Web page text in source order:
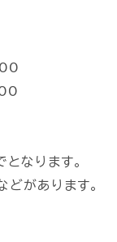
なります。
どがあります。